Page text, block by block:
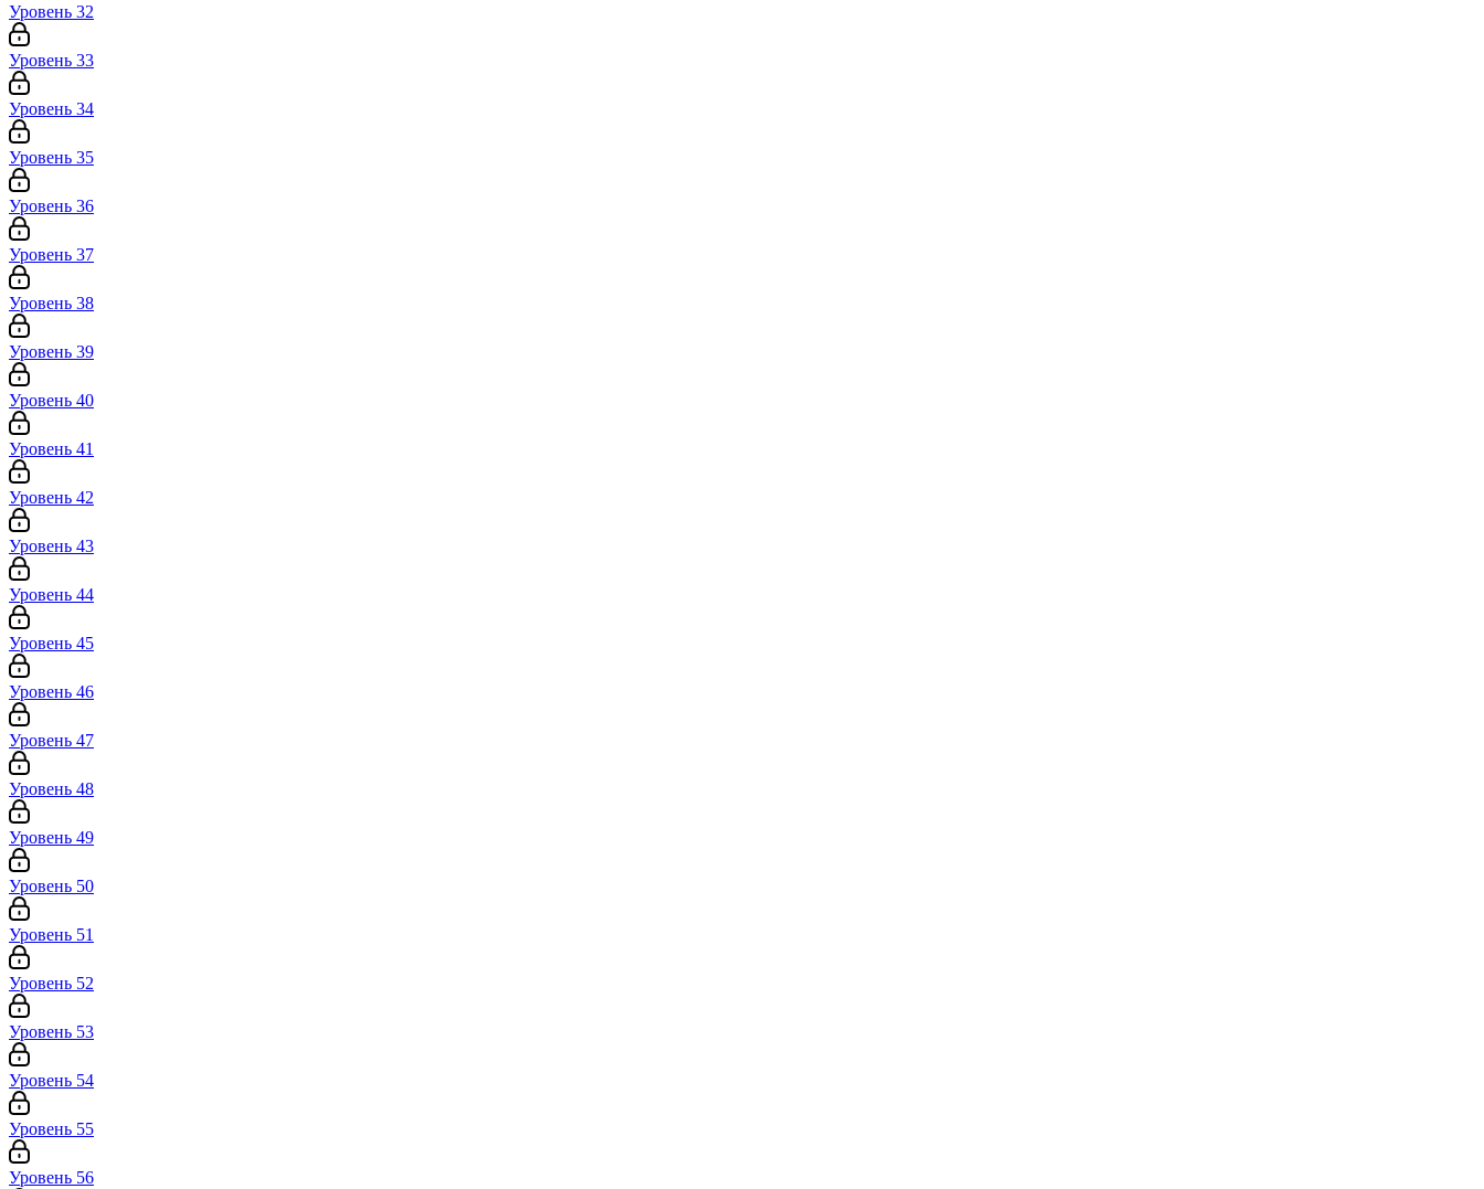
Уровень 32
Уровень 33
Уровень 34
Уровень 35
Уровень 36
Уровень 37
Уровень 38
Уровень 39
Уровень 40
Уровень 41
Уровень 42
Уровень 43
Уровень 44
Уровень 45
Уровень 46
Уровень 47
Уровень 48
Уровень 49
Уровень 50
Уровень 51
Уровень 52
Уровень 53
Уровень 54
Уровень 55
Уровень 56